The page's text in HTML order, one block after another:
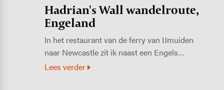
Hadrian's Wall wandelroute,
Engeland
In het restaurant van de ferry van IJmuiden
naar Newcastle zit ik naast een Engels…
Lees verder